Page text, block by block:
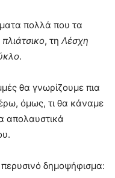
πολλά που τα
πλιάτσικο, τη Λέσχη
.
θα γνωρίζουμε πια
όμως, τι θα κάναμε
απολαυστικά
δημοψήφισμα: